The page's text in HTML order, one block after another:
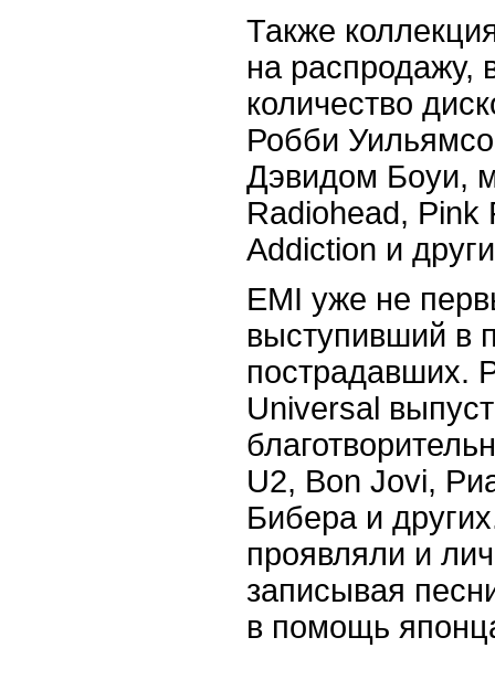
Также
на распродажу,
количество
Робби
Дэвидом Боуи,
Radiohead, Pink
Addiction и
EMI уже не
выступивший в
пострадавших.
Universal
U2, Bon Jovi,
Бибера и
проявляли и
записывая
в помощь